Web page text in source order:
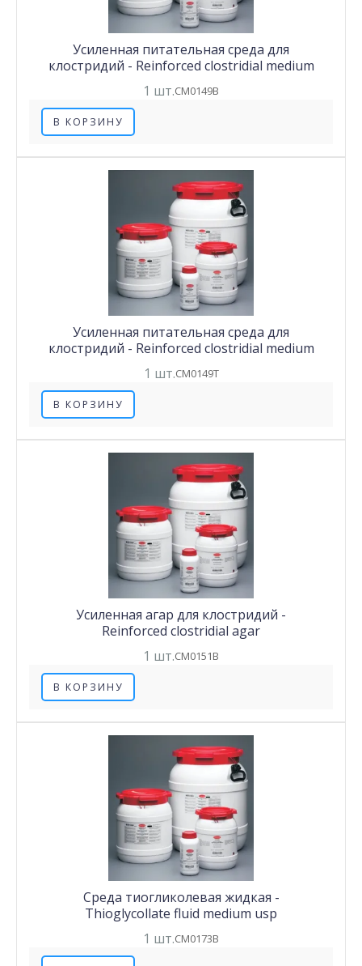
Усиленная питательная среда для
клостридий - Reinforced clostridial medium
1 шт.CM0149B
В КОРЗИНУ
Усиленная питательная среда для
клостридий - Reinforced clostridial medium
1 шт.CM0149T
В КОРЗИНУ
Усиленная агар для клостридий -
Reinforced clostridial agar
1 шт.CM0151B
В КОРЗИНУ
Среда тиогликолевая жидкая -
Thioglycollate fluid medium usp
1 шт.CM0173B